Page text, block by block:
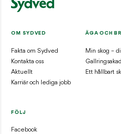
OM SYDVED
Fakta om Sydved
Kontakta oss
Aktuellt
Karriär och lediga jobb
ÄGA OCH
Min skog –
Ett hållbart
FÖLJ
Facebook